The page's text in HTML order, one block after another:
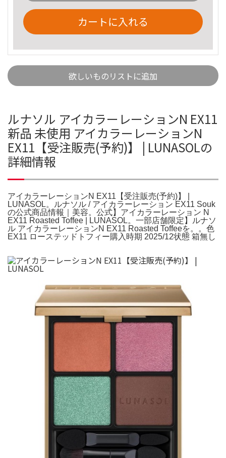
カートに入れる
欲しいものリストに追加
ルナソル アイカラーレーションN EX11
新品 未使用 アイカラーレーションN
EX11【受注販売(予約)】 | LUNASOLの
詳細情報
アイカラーレーションN EX11【受注販売(予約)】 |
LUNASOL。ルナソル / アイカラーレーション EX11 Souk
の公式商品情報｜美容。公式】アイカラーレーション N
EX11 Roasted Toffee | LUNASOL。一部店舗限定】ルナソ
ル アイカラーレーションN EX11 Roasted Toffeeを。。色
EX11 ローステッドトフィー購入時期 2025/12状態 箱無し